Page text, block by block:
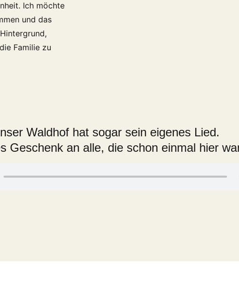
Ich möchte
und das
Familie zu
Waldhof hat sogar sein eigenes Lied.
Geschenk an alle, die schon einmal hier